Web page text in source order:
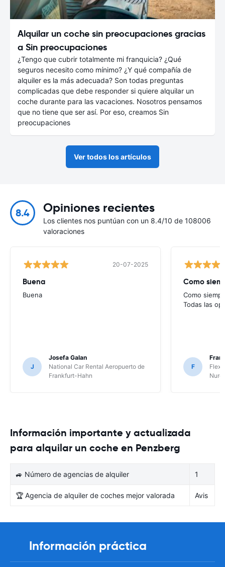
Alquilar un coche sin preocupaciones gracias
a Sin preocupaciones
¿Tengo que cubrir totalmente mi franquicia? ¿Qué
seguros necesito como mínimo? ¿Y qué compañía de
alquiler es la más adecuada? Son todas preguntas
complicadas que debe responder si quiere alquilar un
coche durante para las vacaciones. Nosotros pensamos
que no tiene que ser así. Por eso, creamos Sin
preocupaciones
Ver todos los artículos
8.4 Opiniones recientes
Los clientes nos puntúan con un 8.4/10 de 108006
valoraciones
20-07-2025
Buena
Buena
J
Josefa Galan
National Car Rental Aeropuerto de
Frankfurt-Hahn
Como
Como
Todas las
F
Flex
Información importante y actualizada
para alquilar un coche en Penzberg
🚙 Número de agencias de alquiler 1
🏆 Agencia de alquiler de coches mejor valorada Avis
Información práctica